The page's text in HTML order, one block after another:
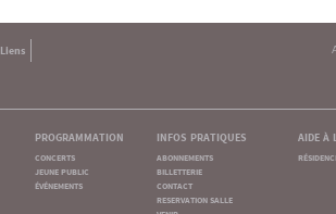
Liens
programmation
concerts
jeune public
événements
infos pratiques
abonnements
billetterie
contact
reservation salle
aide